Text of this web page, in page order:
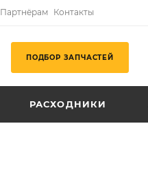
Партнёрам Контакты
ПОДБОР ЗАПЧАСТЕЙ
РАСХОДНИКИ